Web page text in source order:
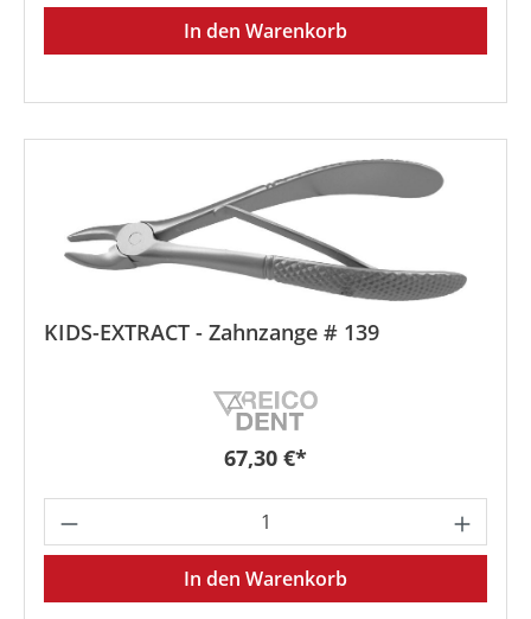
In den Warenkorb
KIDS-EXTRACT - Zahnzange # 139
Regulärer Preis:
67,30 €*
Produkt Anzahl: Gib den
In den Warenkorb